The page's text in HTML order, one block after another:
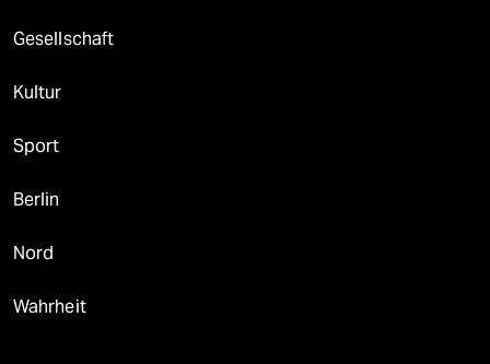
Gesellschaft
Kultur
Sport
Berlin
Nord
Wahrheit